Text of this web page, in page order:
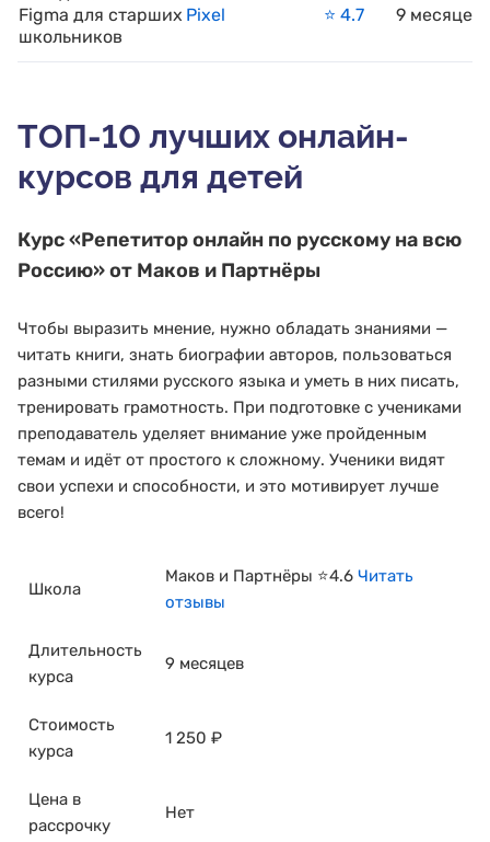
Figma для старших
школьников
Pixel ⭐️ 4.7 9 месяцев
ТОП-10 лучших онлайн-
курсов для детей
Курс«Репетитор онлайн по русскому на всю
Россию»от Маков и Партнёры
Чтобы выразить мнение, нужно обладать знаниями —
читать книги, знать биографии авторов, пользоваться
разными стилями русского языка и уметь в них писать,
тренировать грамотность. При подготовке с учениками
преподаватель уделяет внимание уже пройденным
темам и идёт от простого к сложному. Ученики видят
свои успехи и способности, и это мотивирует лучше
всего!
Школа
Маков и Партнёры ⭐4.6 Читать
отзывы
Длительность
курса
9 месяцев
Стоимость
курса
1 250 ₽
Цена в
рассрочку
Нет